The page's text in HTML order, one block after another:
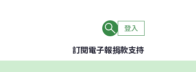
登入
訂閱電子報捐款支持